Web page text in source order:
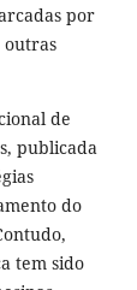
por
outras
de
publicada
do
tem sido